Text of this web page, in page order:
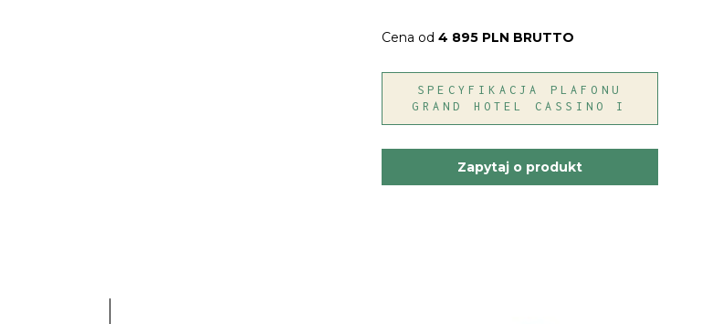
Cena od 4 895 PLN BRUTTO
SPECYFIKACJA PLAFONU
GRAND HOTEL CASSINO I
Zapytaj o produkt